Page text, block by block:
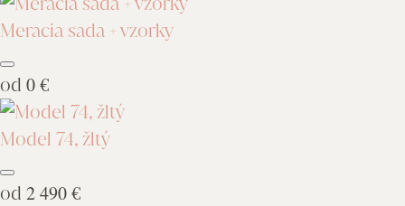
Meracia sada + vzorky
od 0 €
Model 74, žltý
od 2 490 €